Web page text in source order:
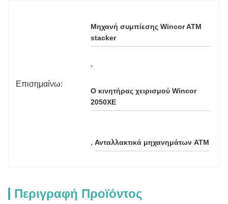
Επισημαίνω:
Μηχανή συμπίεσης Wincor ATM
stacker
,
Ο κινητήρας χειρισμού Wincor
2050XE
, Ανταλλακτικά μηχανημάτων ATM
Περιγραφή Προϊόντος